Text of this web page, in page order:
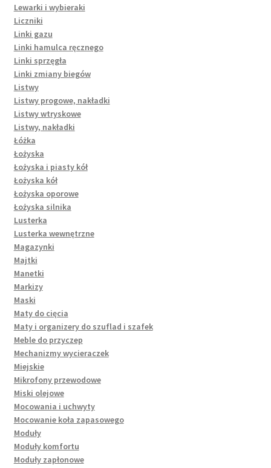
Lewarki i wybieraki
Liczniki
Linki gazu
Linki hamulca ręcznego
Linki sprzęgła
Linki zmiany biegów
Listwy
Listwy progowe, nakładki
Listwy wtryskowe
Listwy, nakładki
Łóżka
Łożyska
Łożyska i piasty kół
Łożyska kół
Łożyska oporowe
Łożyska silnika
Lusterka
Lusterka wewnętrzne
Magazynki
Majtki
Manetki
Markizy
Maski
Maty do cięcia
Maty i organizery do szuflad i szafek
Meble do przyczep
Mechanizmy wycieraczek
Miejskie
Mikrofony przewodowe
Miski olejowe
Mocowania i uchwyty
Mocowanie koła zapasowego
Moduły
Moduły komfortu
Moduły zapłonowe